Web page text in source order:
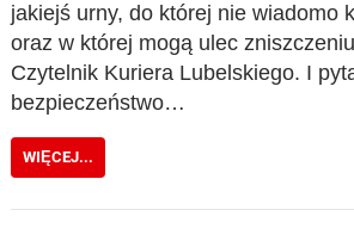
jakiejś urny, do której nie wiadomo
oraz w której mogą ulec
Czytelnik Kuriera Lubelskiego. I
bezpieczeństwo…
WIĘCEJ...